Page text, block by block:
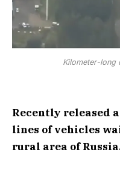
Kilometer-long
Recently released
lines of vehicles
rural area of